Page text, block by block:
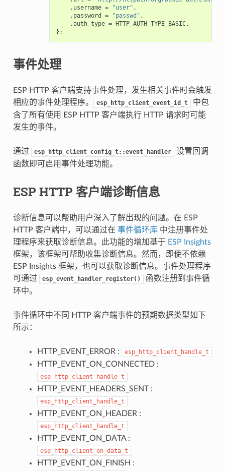
. username = "user" ,
. password = "passwd" ,
.auth_type = HTTP_AUTH_TYPE_BASIC,
};
事件处理
ESP HTTP 客户端支持事件处理，发生相关事件时会触发
相应的事件处理程序。
esp_http_client_event_id_t
中包
含了所有使用 ESP HTTP 客户端执行 HTTP 请求时可能
发生的事件。
通过 esp_http_client_config_t::event_handler
设置回调
函数即可启用事件处理功能。
ESP HTTP 客户端诊断信息
诊断信息可以帮助用户深入了解出现的问题。在 ESP
HTTP 客户端中，可以通过在 事件循环库中注册事件处
理程序来获取诊断信息。此功能的增加基于 ESP Insights
框架，该框架可帮助收集诊断信息。然而，即使不依赖
ESP Insights 框架，也可以获取诊断信息。事件处理程序
可通过
esp_event_handler_register()
函数注册到事件循
环中。
事件循环中不同 HTTP 客户端事件的预期数据类型如下
所示：
HTTP_EVENT_ERROR : esp_http_client_handle_t
HTTP_EVENT_ON_CONNECTED :
esp_http_client_handle_t
HTTP_EVENT_HEADERS_SENT :
esp_http_client_handle_t
HTTP_EVENT_ON_HEADER :
esp_http_client_handle_t
HTTP_EVENT_ON_DATA :
esp_http_client_on_data_t
HTTP_EVENT_ON_FINISH :